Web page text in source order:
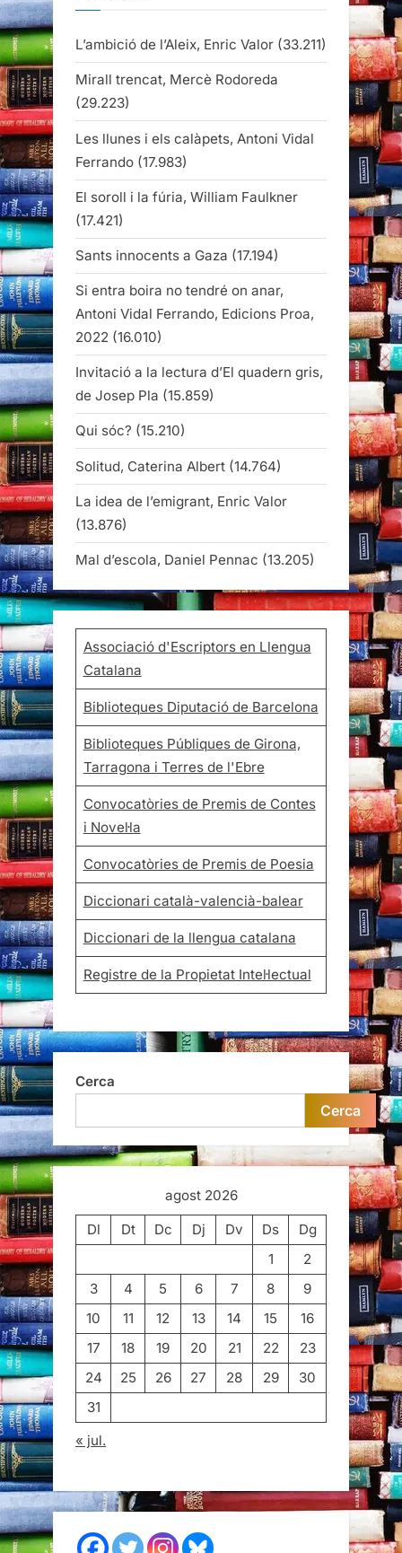
L’ambició de l’Aleix, Enric Valor (33.211)
Mirall trencat, Mercè Rodoreda
(29.223)
Les llunes i els calàpets, Antoni Vidal
Ferrando (17.983)
El soroll i la fúria, William Faulkner
(17.421)
Sants innocents a Gaza (17.194)
Si entra boira no tendré on anar,
Antoni Vidal Ferrando, Edicions Proa,
2022 (16.010)
Invitació a la lectura d’El quadern gris,
de Josep Pla (15.859)
Qui sóc? (15.210)
Solitud, Caterina Albert (14.764)
La idea de l’emigrant, Enric Valor
(13.876)
Mal d’escola, Daniel Pennac (13.205)
Associació d'Escriptors en Llengua
Catalana
Biblioteques Diputació de Barcelona
Biblioteques Públiques de Girona,
Tarragona i Terres de l'Ebre
Convocatòries de Premis de Contes
i Novel·la
Convocatòries de Premis de Poesia
Diccionari català-valencià-balear
Diccionari de la llengua catalana
Registre de la Propietat Intel·lectual
Cerca
Cerca
agost 2026
Dl
Dt Dc Dj Dv Ds
Dg
1
2
3
4 5 6 7 8
9
10
11 12 13 14 15
16
17
18 19 20 21 22
23
24
25 26 27 28 29
30
31
« jul.